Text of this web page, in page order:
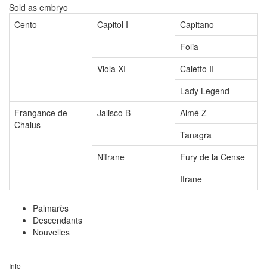
Sold as embryo
Cento
Capitol I
Capitano
Folia
Viola XI
Caletto II
Lady Legend
Frangance de
Chalus
Jalisco B
Almé Z
Tanagra
Nifrane
Fury de la Cense
Ifrane
Palmarès
Descendants
Nouvelles
Info